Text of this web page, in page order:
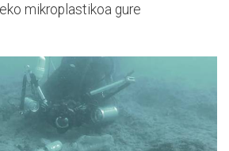
mikroplastikoa gure